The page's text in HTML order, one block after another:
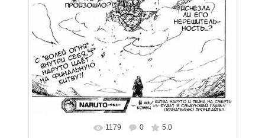
В реальном размере 750x1099
1179 0 5.0